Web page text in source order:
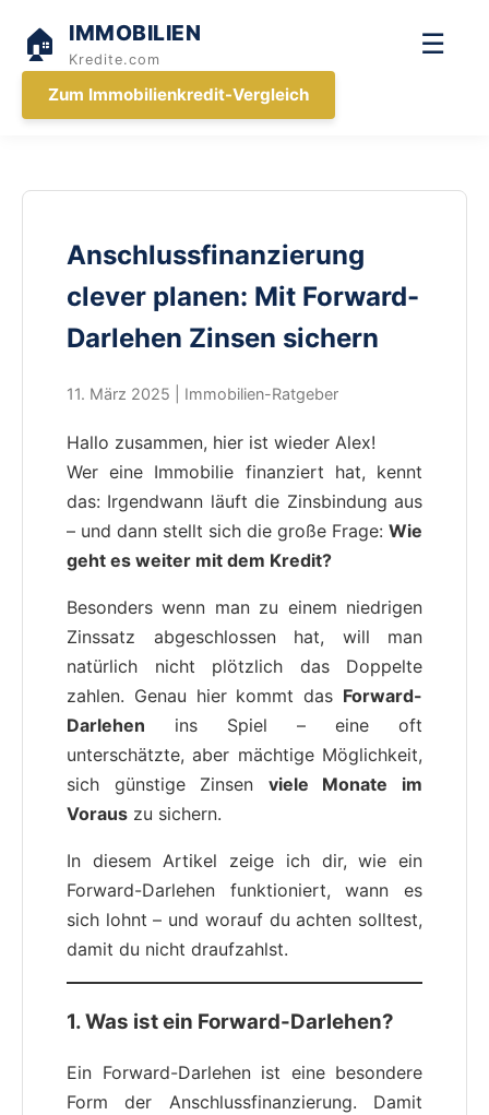
🏠 IMMOBILIEN
Kredite.com ☰
Zum Immobilienkredit-Vergleich
Anschlussfinanzierung
clever planen: Mit Forward-
Darlehen Zinsen sichern
11. März 2025 | Immobilien-Ratgeber
Hallo zusammen, hier ist wieder Alex!
Wer eine Immobilie finanziert hat, kennt
das: Irgendwann läuft die Zinsbindung aus
– und dann stellt sich die große Frage: Wie
geht es weiter mit dem Kredit?
Besonders wenn man zu einem niedrigen
Zinssatz abgeschlossen hat, will man
natürlich nicht plötzlich das Doppelte
zahlen. Genau hier kommt das Forward-
Darlehen ins Spiel – eine oft
unterschätzte, aber mächtige Möglichkeit,
sich günstige Zinsen viele Monate im
Voraus zu sichern.
In diesem Artikel zeige ich dir, wie ein
Forward-Darlehen funktioniert, wann es
sich lohnt – und worauf du achten solltest,
damit du nicht draufzahlst.
1. Was ist ein Forward-Darlehen?
Ein Forward-Darlehen ist eine besondere
Form der Anschlussfinanzierung. Damit